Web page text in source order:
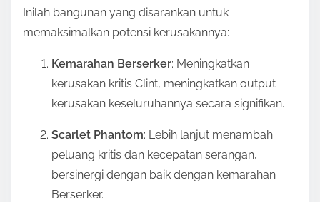
Inilah bangunan yang disarankan untuk
memaksimalkan potensi kerusakannya:
Kemarahan Berserker: Meningkatkan
kerusakan kritis Clint, meningkatkan output
kerusakan keseluruhannya secara signifikan.
Scarlet Phantom: Lebih lanjut menambah
peluang kritis dan kecepatan serangan,
bersinergi dengan baik dengan kemarahan
Berserker.